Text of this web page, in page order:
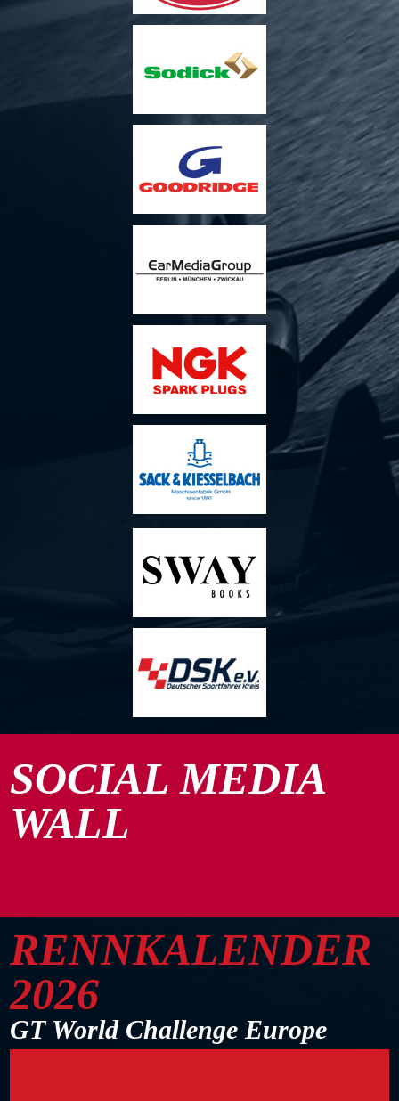
SOCIAL MEDIA
WALL
RENNKALENDER
2026
GT World Challenge Europe